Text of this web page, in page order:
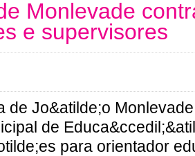
Monlevade
e supervisores
de Jo&atilde;o
de
para orientador